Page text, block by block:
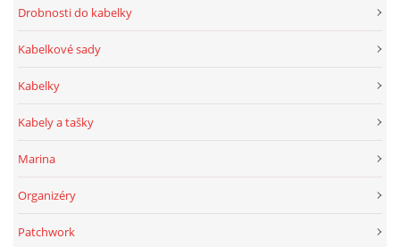
Drobnosti do kabelky
Kabelkové sady
Kabelky
Kabely a tašky
Marina
Organizéry
Patchwork